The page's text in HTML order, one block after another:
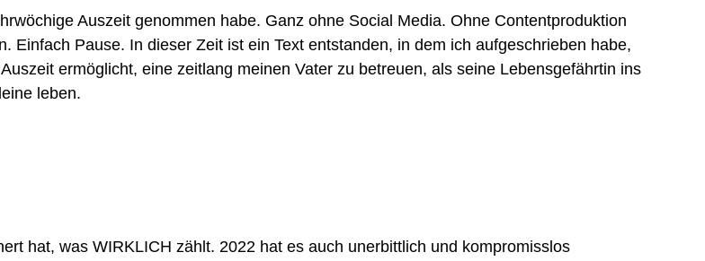
Auszeit genommen habe. Ganz ohne Social Media. Ohne Contentproduktion
Pause. In dieser Zeit ist ein Text entstanden, in dem ich aufgeschrieben habe,
ermöglicht, eine zeitlang meinen Vater zu betreuen, als seine Lebensgefährtin ins
leben.
hat, was WIRKLICH zählt. 2022 hat es auch unerbittlich und kompromisslos